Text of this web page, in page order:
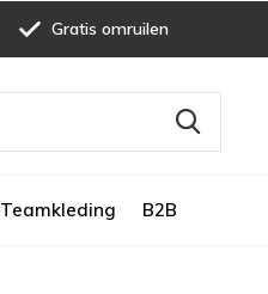
Teamkleding B2B
Gratis omruilen